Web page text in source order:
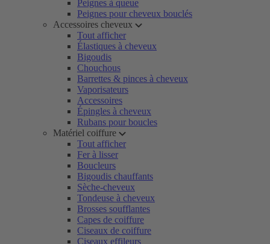
Peignes à queue
Peignes pour cheveux bouclés
Accessoires cheveux
Tout afficher
Élastiques à cheveux
Bigoudis
Chouchous
Barrettes & pinces à cheveux
Vaporisateurs
Accessoires
Épingles à cheveux
Rubans pour boucles
Matériel coiffure
Tout afficher
Fer à lisser
Boucleurs
Bigoudis chauffants
Sèche-cheveux
Tondeuse à cheveux
Brosses soufflantes
Capes de coiffure
Ciseaux de coiffure
Ciseaux effileurs